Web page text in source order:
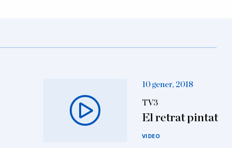
10 gener, 2018
TV3
El retrat pintat
VIDEO